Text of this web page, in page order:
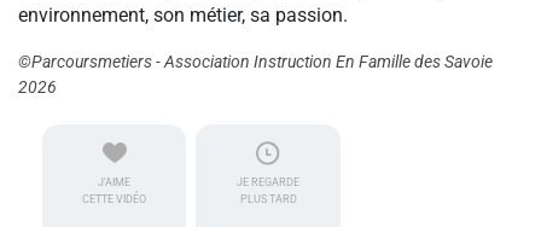
environnement, son métier, sa passion.
©Parcoursmetiers - Association Instruction En Famille des Savoie
2026
J'AIME
CETTE VIDÉO
JE REGARDE
PLUS TARD